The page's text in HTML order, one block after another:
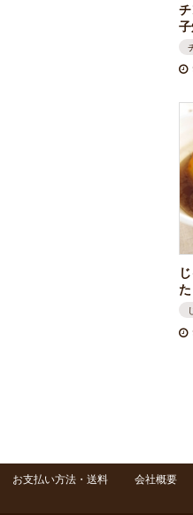
お支払い方法・送料 会社概要